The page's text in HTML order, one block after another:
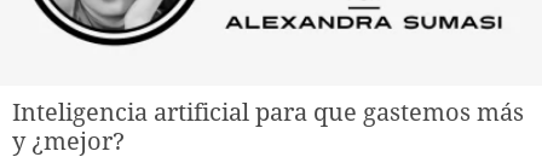
Inteligencia artificial para que gastemos más
y ¿mejor?